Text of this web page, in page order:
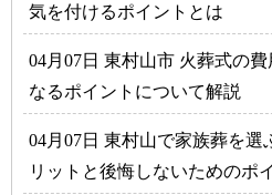
気を付けるポイントとは
04月07日 東村山市 火葬式の
なるポイントについて解説
04月07日 東村山で家族葬を選
リットと後悔しないためのポ